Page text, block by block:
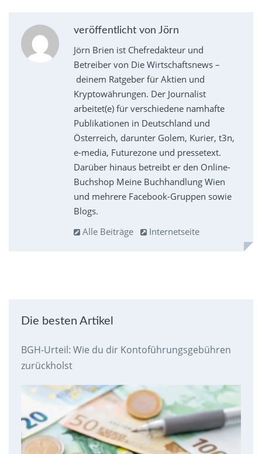
veröffentlicht von Jörn
Jörn Brien ist Chefredakteur und
Betreiber von Die Wirtschaftsnews –
deinem Ratgeber für Aktien und
Kryptowährungen. Der Journalist
arbeitet(e) für verschiedene namhafte
Publikationen in Deutschland und
Österreich, darunter Golem, Kurier, t3n,
e-media, Futurezone und pressetext.
Darüber hinaus betreibt er den Online-
Buchshop Meine Buchhandlung Wien
und mehrere Facebook-Gruppen sowie
Blogs.
Alle Beiträge
Internetseite
Die besten Artikel
BGH-Urteil: Wie du dir Kontoführungsgebühren
zurückholst